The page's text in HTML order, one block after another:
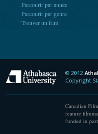
Parcourir par année
Parcourir par genre
Trouver un film
© 2012
Copyright
Canadian
feature
funded in